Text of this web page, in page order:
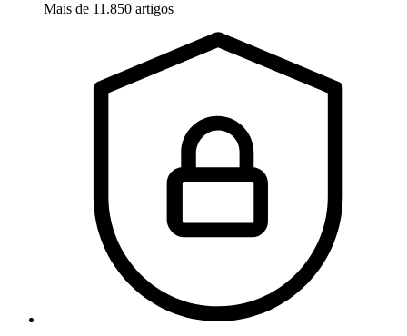
Mais de 11.850 artigos